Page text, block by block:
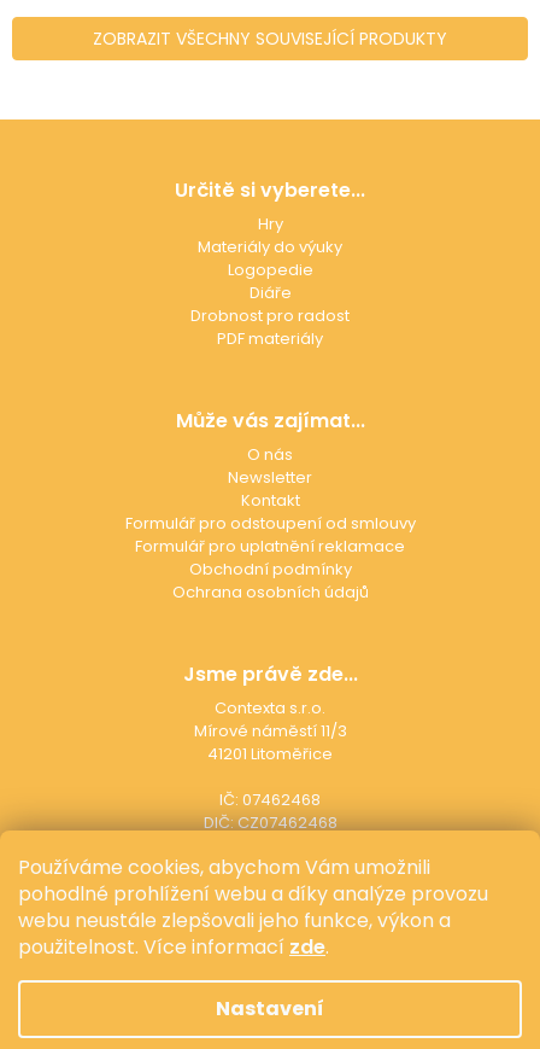
Používáme cookies, abychom Vám umožnili
pohodlné prohlížení webu a díky analýze provozu
webu neustále zlepšovali jeho funkce, výkon a
použitelnost. Více informací zde.
Nastavení
ZOBRAZIT VŠECHNY SOUVISEJÍCÍ PRODUKTY
Z
Určitě si vyberete...
Hry
Materiály do výuky
Logopedie
Diáře
Drobnost pro radost
PDF materiály
Může vás zajímat...
O nás
Newsletter
Kontakt
Formulář pro odstoupení od smlouvy
Formulář pro uplatnění reklamace
Obchodní podmínky
Ochrana osobních údajů
Jsme právě zde...
Contexta s.r.o.
Mírové náměstí 11/3
41201 Litoměřice
IČ: 07462468
DIČ: CZ07462468
Ať vám už nic neunikne...
Vytvořil
Shoptet,
upravil
Stanovskýmarketing.cz